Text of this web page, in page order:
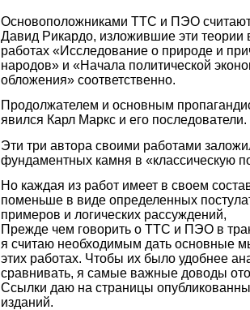
Основоположниками ТТС и ПЭО
Давид Рикардо, изложившие эти теории
работах «Исследование о природе и
народов» и «Начала политической
обложения» соответственно.
Продолжателем и основным
явился Карл Маркс и его последователи.
Эти три автора своими работами
фундаментных камня в «классическую
Но каждая из работ имеет в своем
поменьше в виде определенных
примеров и логических рассуждений,
Прежде чем говорить о ТТС и ПЭО в
я считаю необходимым дать основные
этих работах. Чтобы их было удобнее
сравнивать, я самые важные доводы
Ссылки даю на страницы
изданий.